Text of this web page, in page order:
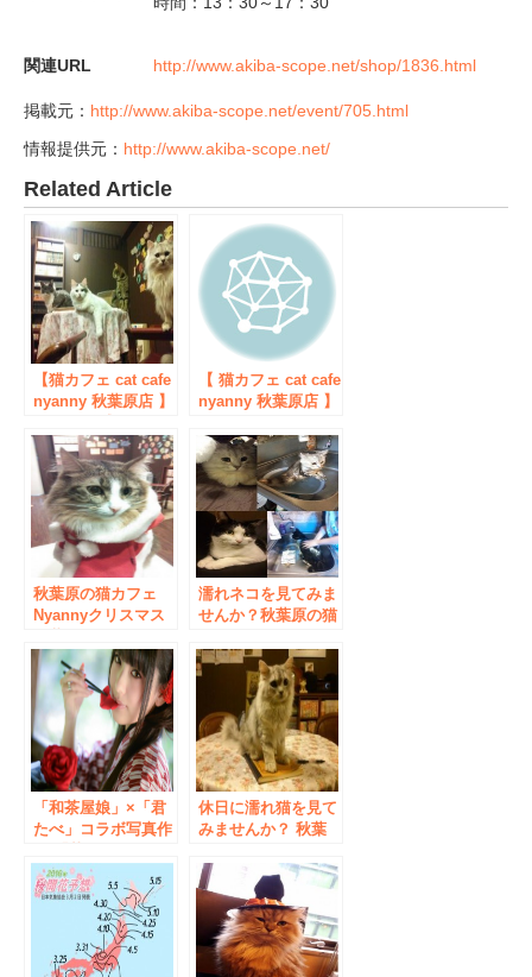
関連URL http://www.akiba-scope.net/shop/1836.html
掲載元： http://www.akiba-scope.net/event/705.html
情報提供元： http://www.akiba-scope.net/
Related Article
【猫カフェ cat cafe
nyanny 秋葉原店 】
ント開設。お客様と
の距離をより近く。
【 猫カフェ cat cafe
nyanny 秋葉原店 】
開設。 中国からの
インバウンド需要に
対応
秋葉原の猫カフェ
Nyannyクリスマス
濡れネコを見てみま
せんか？秋葉原の猫
のシャンプー見学会
「和茶屋娘」×「君
たべ」コラボ写真作
りょうらん 」
休日に濡れ猫を見て
みませんか？ 秋葉
nyanny，猫のシャ
ンプー見学会
2017.02.18土曜日